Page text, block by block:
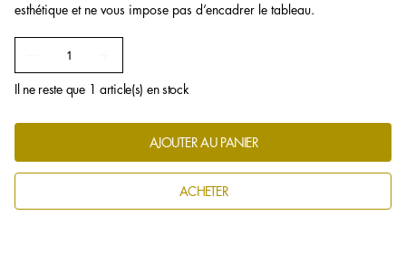
esthétique et ne vous impose pas d’encadrer le tableau.
Il ne reste que 1 article(s) en stock
AJOUTER AU PANIER
ACHETER